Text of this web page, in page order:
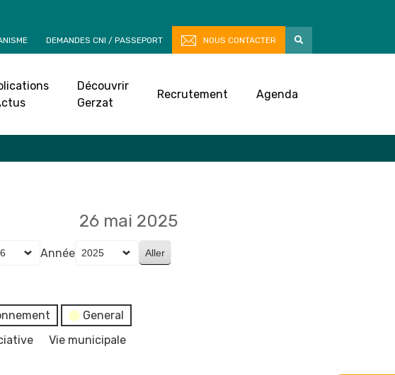
DEMANDES CNI / PASSEPORT NOUS CONTACTER
Découvrir
Gerzat
Recrutement Agenda
26 mai 2025
Année
General
Vie municipale